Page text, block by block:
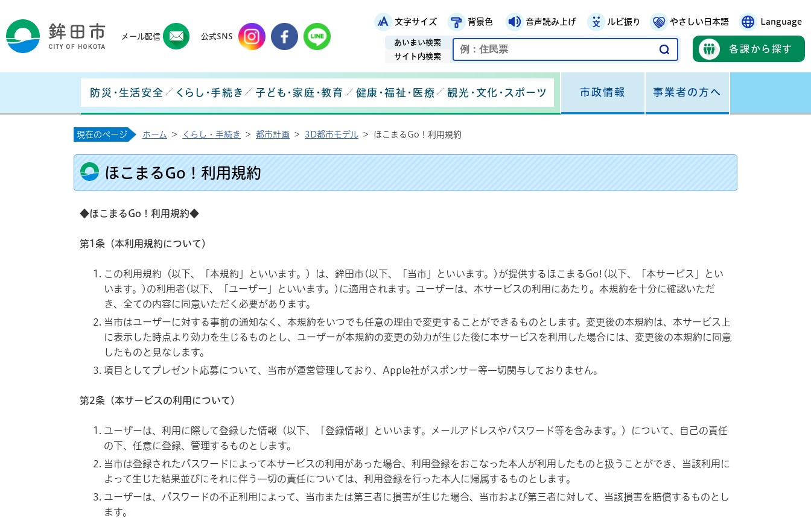
鉾田市役所ホームページ文字サイズ 背景色 音声読み上げ ルビ振り やさしい日本語 Language
各課から探す
あいまい検索
サイト内検索
メール配信
鉾田市メールマガジン
公式SNS
鉾田市公式Instagram
鉾田市公式Facebook
鉾田市公式LINE
防災・生活安全 くらし・手続き 子ども・家庭・教育 健康・福祉・医療 観光・文化・スポーツ 市政情報 事業者の方へ
現在のページ ホーム > くらし・手続き > 都市計画 > 3D都市モデル > ほこまるGo！利用規約
ほこまるGo！利用規約
◆ほこまるGo！ 利用規約◆
第1条（本利用規約について）
この利用規約（以下、「本規約」といいます。）は、鉾田市(以下、「当市」といいます。)が提供するほこまるGo!(以下、「本サービス」とい
います。)の利用者(以下、「ユーザー」といいます。)に適用されます。ユーザーは、本サービスの利用にあたり。本規約を十分に確認いただ
き、全ての内容に同意いただく必要があります。
当市はユーザーに対する事前の通知なく、本規約をいつでも任意の理由で変更することができるものとします。変更後の本規約は、本サービス上
に表示した時点より効力を生じるものとし、ユーザーが本規約の変更の効力が生じた後に本サービスを利用した場合には、変更後の本規約に同意
したものと見なします。
項目としてプレゼント応募について、当市が運営管理しており、Apple社がスポンサー等一切関与しておりません。
第2条（本サービスの利用について）
ユーザーは、利用に際して登録した情報（以下、「登録情報」といいます。メールアドレスやパスワード等を含みます。）について、自己の責任
の下、任意に登録、管理するものとします。
当市は登録されたパスワードによって本サービスの利用があった場合、利用登録をおこなった本人が利用したものと扱うことができ、当該利用に
よって生じた結果並びにそれに伴う一切の責任については、利用登録を行った本人に帰属するものとします。
ユーザーは、パスワードの不正利用によって、当市または第三者に損害が生じた場合、当市および第三者に対して、当該損害を賠償するものとし
ます。